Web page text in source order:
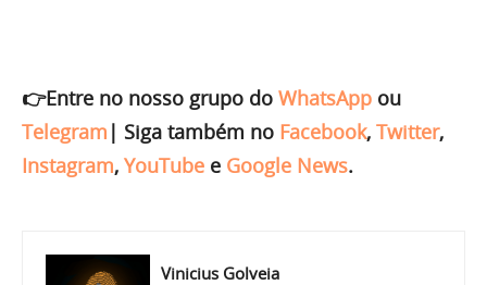
👉Entre no nosso grupo do WhatsApp ou
Telegram | Siga também no Facebook, Twitter,
Instagram, YouTube e Google News.
Vinicius Golveia